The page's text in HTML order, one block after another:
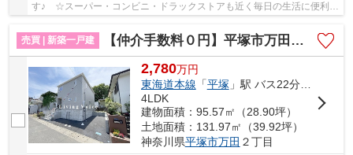
す♪ ☆スーパー・コンビニ・ドラックストアも近く毎日の生活に便利で
す♪ ☆角地なので陽当り良好です♪ 【平塚市の土...
売買 | 新築一戸建
【仲介手数料０円】平塚市万田第8 新築一戸建て
2,780万円
東海道本線 「平塚 」駅 バス22分 「上万田（神奈川県）」 停歩5分
4LDK
建物面積：95.57㎡（28.90坪）
土地面積：131.97㎡（39.92坪）
神奈川県平塚市万田 ２丁目